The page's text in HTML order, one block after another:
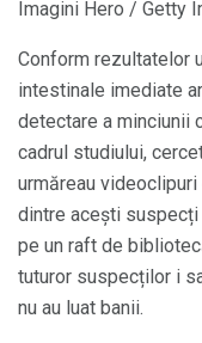
Imagini Hero / Getty
Conform rezultatelor
intestinale imediate
detectare a minciunii
cadrul studiului,
urmăreau
dintre acești
pe un raft de
tuturor suspecților i
nu au luat banii.